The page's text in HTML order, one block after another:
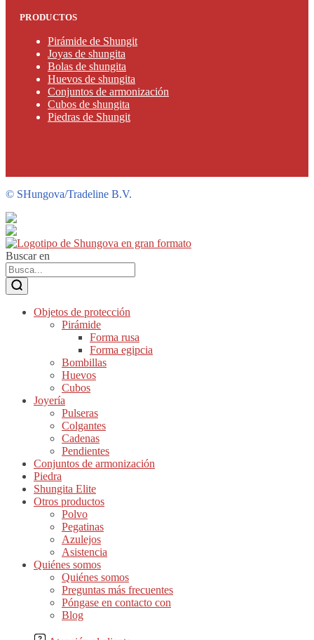
PRODUCTOS
Pirámide de Shungit
Joyas de shungita
Bolas de shungita
Huevos de shungita
Conjuntos de armonización
Cubos de shungita
Piedras de Shungit
© SHungova/Tradeline B.V.
Buscar en
Objetos de protección
Pirámide
Forma rusa
Forma egipcia
Bombillas
Huevos
Cubos
Joyería
Pulseras
Colgantes
Cadenas
Pendientes
Conjuntos de armonización
Piedra
Shungita Elite
Otros productos
Polvo
Pegatinas
Azulejos
Asistencia
Quiénes somos
Quiénes somos
Preguntas más frecuentes
Póngase en contacto con
Blog